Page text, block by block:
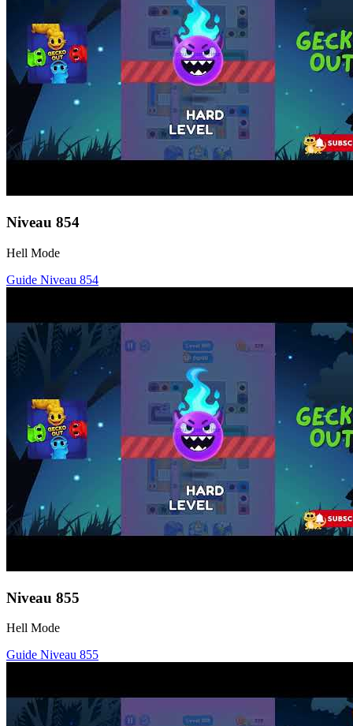
Niveau 854
Hell Mode
Guide Niveau 854
Niveau 855
Hell Mode
Guide Niveau 855